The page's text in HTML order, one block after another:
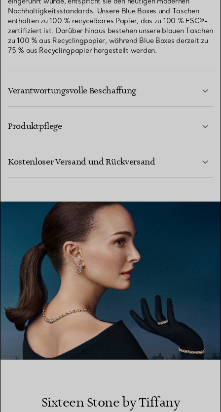
Nachhaltigkeitsstandards. Unsere Blue Boxes und Taschen
enthalten zu 100 % recycelbares Papier, das zu 100 % FSC®-
zertifiziert ist. Darüber hinaus bestehen unsere blauen Taschen
zu 100 % aus Recyclingpapier, während Blue Boxes derzeit zu
75 % aus Recyclingpapier hergestellt werden.
Verantwortungsvolle Beschaffung
Produktpflege
Kostenloser Versand und Rückversand
MEHR ERFAHREN
Sixteen Stone by Tiffany